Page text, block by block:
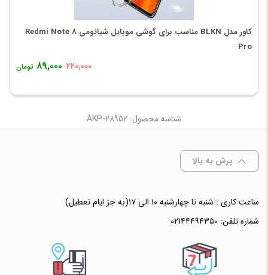
کاور مدل BLKN مناسب برای گوشی موبایل شیائومی Redmi Note 8
Pro
۲۲۰,۰۰۰ ۸۹,۰۰۰ تومان
شناسه محصول: AKP-28952
پرش به بالا
ساعت کاری : شنبه تا چهارشنبه ۱۰ الی ۱۷(به جز ایام تعطیل)
شماره تلفن: ۰۲۱۴۴۴۹۴۳۵۰